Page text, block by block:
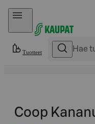
Hyppää sisältöön
Tuotteet
Coop